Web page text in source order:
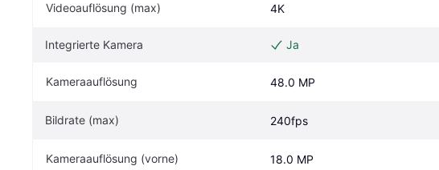
Videoauflösung (max) 4K
Integrierte Kamera Ja
Kameraauflösung 48.0 MP
Bildrate (max) 240fps
Kameraauflösung (vorne) 18.0 MP